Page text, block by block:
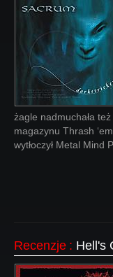
żagle nadmuchała
magazynu Thrash
wytłoczył Metal Mind
Recenzje : Hell's